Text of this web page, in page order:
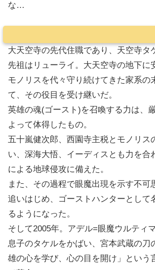
な…
大天空寺の先代住職であり、天空寺タ
先祖はリューライ。大天空寺の地下に
モノリスを代々守り続けてきた家系の
て、その役目を受け継いだ。
英雄の魂(ゴースト)を召喚する力は、
よって体得したもの。
五十嵐健次郎、西園寺主税とモノリス
い、深海大悟、イーディスとも力を合
による地球侵攻に備えた。
また、その過程で眼魔出現を示す不可
追いはじめ、ゴーストハンターとして
るようになった。
そして2005年。アデル=眼魔ウルティ
息子のタケルをかばい、宮本武蔵の刀
雄の心を学び、心の目を開け」という